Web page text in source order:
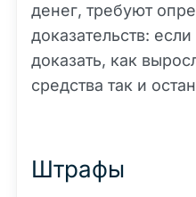
денег, требуют
доказательств:
доказать, как
средства так и
Штрафы